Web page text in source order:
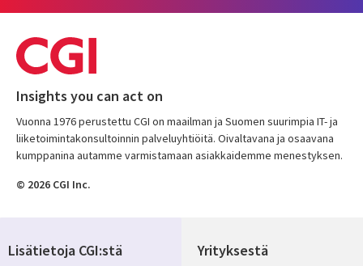
Insights you can act on
Vuonna 1976 perustettu CGI on maailman ja Suomen suurimpia IT- ja
liiketoimintakonsultoinnin palveluyhtiöitä. Oivaltavana ja osaavana
kumppanina autamme varmistamaan asiakkaidemme menestyksen.
© 2026 CGI Inc.
Yrityksestä
Lisätietoja CGI:stä